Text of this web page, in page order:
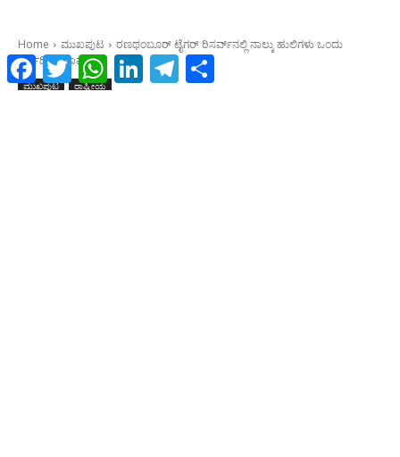
Facebook
Twitter WhatsAppLinkedInTelegram